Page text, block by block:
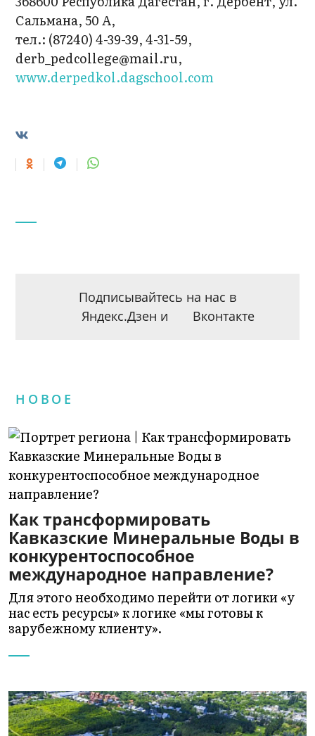
Сальмана, 50 А,
тел.: (87240) 4-39-39, 4-31-59,
derb_pedcollege@mail.ru,
www.derpedkol.dagschool.com
Подписывайтесь на нас в
Яндекс.Дзен и Вконтакте
НОВОЕ
Как трансформировать
Кавказские Минеральные Воды в
конкурентоспособное
международное направление?
Для этого необходимо перейти от логики «у
нас есть ресурсы» к логике «мы готовы к
зарубежному клиенту».